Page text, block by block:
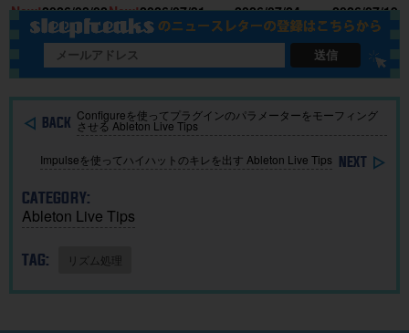
に生成AI
を取り入
れる基本
ガイド
New!2026/08/02
析”する公
開収録イ
ベント開
催
New!2026/07/31
Grid」｜M
ac・iOSで
単に作
成！
2026/07/24
点まとめ
2026/07/19
送信
Configureを使ってプラグインのパラメーターをモーフィング
させる Ableton Live Tips
Impulseを使ってハイハットのキレを出す Ableton Live Tips
CATEGORY:
Ableton Live Tips
TAG: リズム処理